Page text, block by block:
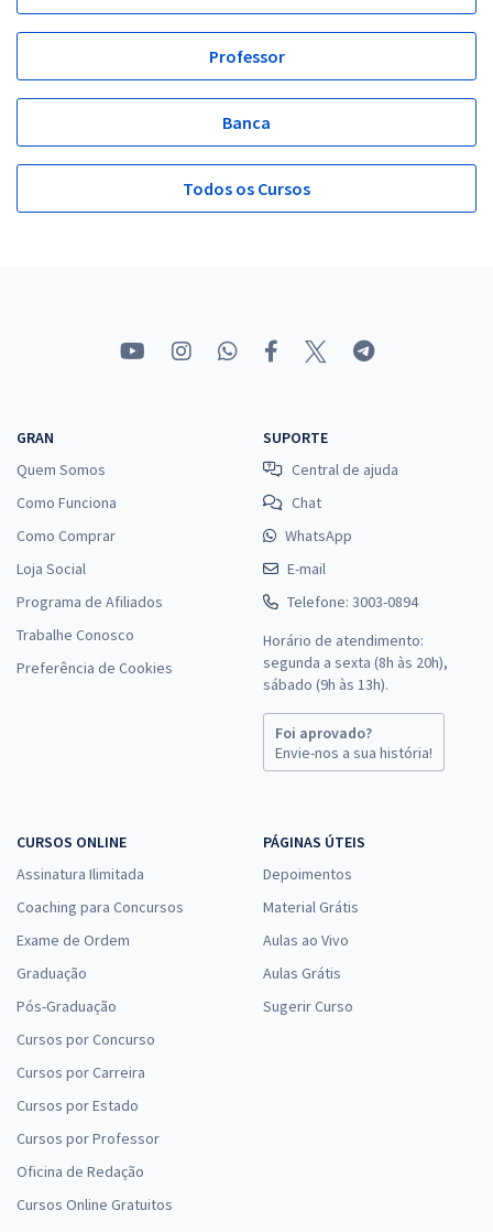
Professor
Banca
Todos os Cursos
GRAN
Quem Somos
Como Funciona
Como Comprar
Loja Social
Programa de Afiliados
Trabalhe Conosco
Preferência de Cookies
SUPORTE
Central de ajuda
Chat
WhatsApp
E-mail
Telefone: 3003-0894
Horário de atendimento:
segunda a sexta (8h às 20h),
sábado (9h às 13h).
Foi aprovado?
Envie-nos a sua história!
CURSOS ONLINE
Assinatura Ilimitada
Coaching para Concursos
Exame de Ordem
Graduação
Pós-Graduação
Cursos por Concurso
Cursos por Carreira
Cursos por Estado
Cursos por Professor
Oficina de Redação
Cursos Online Gratuitos
PÁGINAS ÚTEIS
Depoimentos
Material Grátis
Aulas ao Vivo
Aulas Grátis
Sugerir Curso